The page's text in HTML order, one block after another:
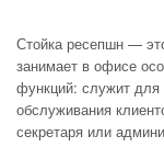
Стойка ресепшн —
занимает в офисе
функций: служит для
обслуживания
секретаря или